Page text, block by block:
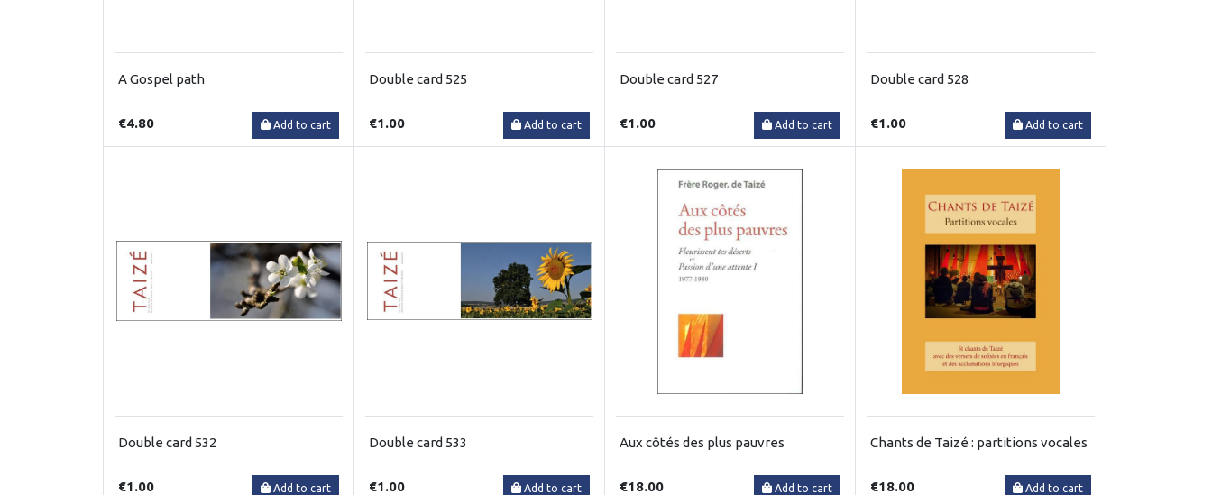
A Gospel path
€4.80 Add to cart
Double card 525
€1.00 Add to cart
Double card 527
€1.00 Add to cart
Double card 528
€1.00 Add to cart
Double card 532
€1.00 Add to cart
Double card 533
€1.00 Add to cart
Aux côtés des plus pauvres
€18.00 Add to cart
Chants de Taizé : partitions vocales
€18.00 Add to cart